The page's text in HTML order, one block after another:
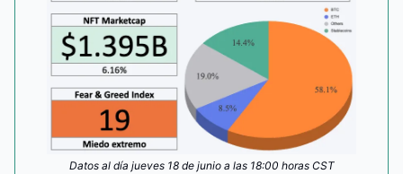
Datos al día jueves 18 de junio a las 18:00 horas CST